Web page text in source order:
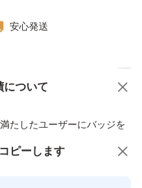
安心発送
について
たしたユーザーにバッジを
商品への質問
ピーします